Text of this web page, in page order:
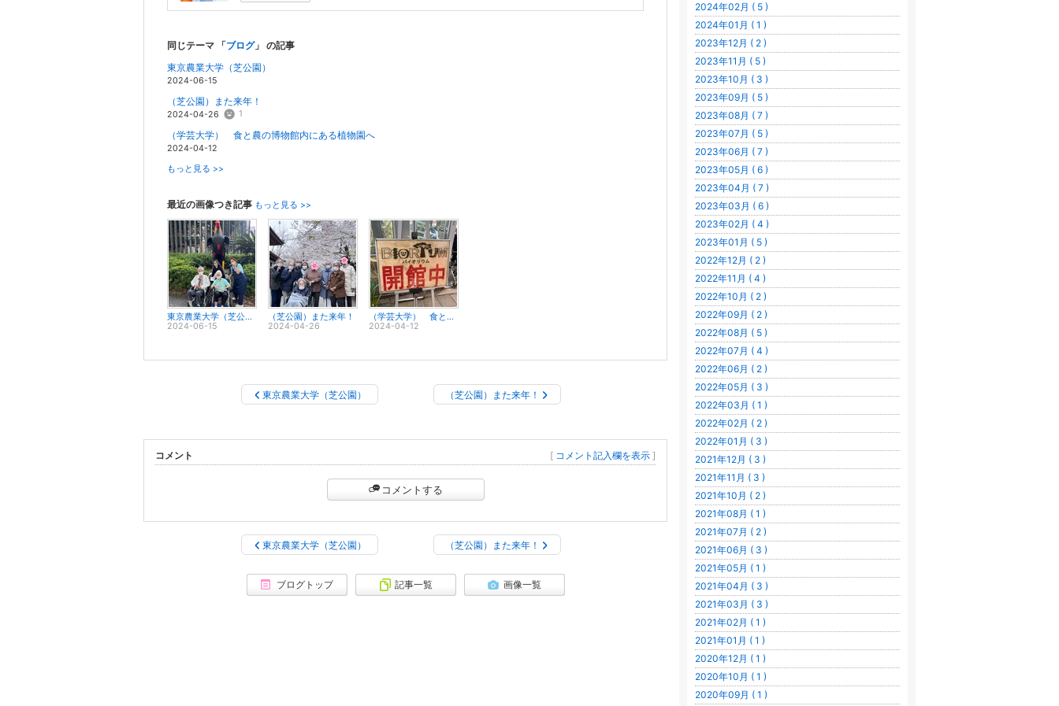
同じテーマ 「ブログ」 の記事
東京農業大学（芝公園）
2024-06-15
（芝公園）また来年！
2024-04-26 1
（学芸大学） 食と農の博物館内にある植物園へ
2024-04-12
もっと見る >>
最近の画像つき記事 もっと見る >>
東京農業大学（芝公園）
2024-06-15
（芝公園）また来年！
2024-04-26
（学芸大学） 食と農の博物館内にある植物園へ
2024-04-12
東京農業大学（芝公園） （芝公園）また来年！
[ コメント記入欄を表示 ]
コメント
コメントする
東京農業大学（芝公園） （芝公園）また来年！
ブログトップ 記事一覧 画像一覧
2024年02月 ( 5 )
2024年01月 ( 1 )
2023年12月 ( 2 )
2023年11月 ( 5 )
2023年10月 ( 3 )
2023年09月 ( 5 )
2023年08月 ( 7 )
2023年07月 ( 5 )
2023年06月 ( 7 )
2023年05月 ( 6 )
2023年04月 ( 7 )
2023年03月 ( 6 )
2023年02月 ( 4 )
2023年01月 ( 5 )
2022年12月 ( 2 )
2022年11月 ( 4 )
2022年10月 ( 2 )
2022年09月 ( 2 )
2022年08月 ( 5 )
2022年07月 ( 4 )
2022年06月 ( 2 )
2022年05月 ( 3 )
2022年03月 ( 1 )
2022年02月 ( 2 )
2022年01月 ( 3 )
2021年12月 ( 3 )
2021年11月 ( 3 )
2021年10月 ( 2 )
2021年08月 ( 1 )
2021年07月 ( 2 )
2021年06月 ( 3 )
2021年05月 ( 1 )
2021年04月 ( 3 )
2021年03月 ( 3 )
2021年02月 ( 1 )
2021年01月 ( 1 )
2020年12月 ( 1 )
2020年10月 ( 1 )
2020年09月 ( 1 )